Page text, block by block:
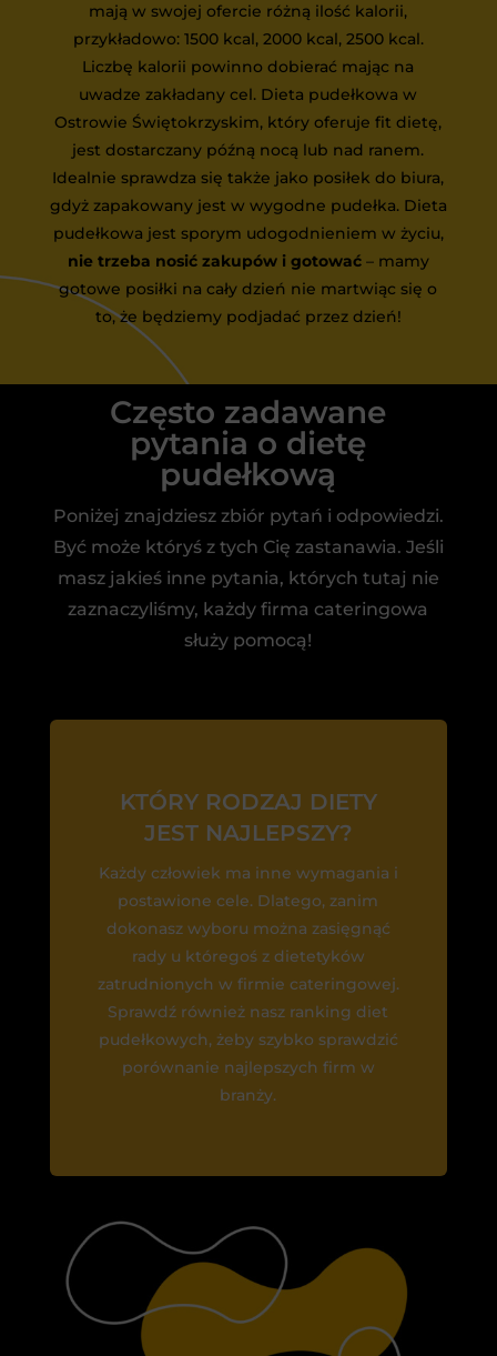
mają w swojej ofercie różną ilość kalorii,
przykładowo: 1500 kcal, 2000 kcal, 2500 kcal.
Liczbę kalorii powinno dobierać mając na
uwadze zakładany cel. Dieta pudełkowa w
Ostrowie Świętokrzyskim, który oferuje fit dietę,
jest dostarczany późną nocą lub nad ranem.
Idealnie sprawdza się także jako posiłek do biura,
gdyż zapakowany jest w wygodne pudełka. Dieta
pudełkowa jest sporym udogodnieniem w życiu,
nie trzeba nosić zakupów i gotować– mamy
gotowe posiłki na cały dzień nie martwiąc się o
to, że będziemy podjadać przez dzień!
Często zadawane
pytania o dietę
pudełkową
Poniżej znajdziesz zbiór pytań i odpowiedzi.
Być może któryś z tych Cię zastanawia. Jeśli
masz jakieś inne pytania, których tutaj nie
zaznaczyliśmy, każdy firma cateringowa
służy pomocą!
KTÓRY RODZAJ DIETY
JEST NAJLEPSZY?
Każdy człowiek ma inne wymagania i
postawione cele. Dlatego, zanim
dokonasz wyboru można zasięgnąć
rady u któregoś z dietetyków
zatrudnionych w firmie cateringowej.
Sprawdź również nasz ranking diet
pudełkowych, żeby szybko sprawdzić
porównanie najlepszych firm w
branży.